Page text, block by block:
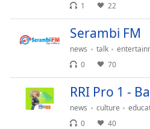
Picture-
Picture
1
22
Serambi FM
news talk
0
70
RRI Pro 1 -
news culture
0
40